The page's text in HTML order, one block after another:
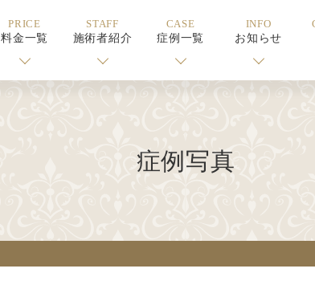
PRICE
料金一覧
STAFF
施術者紹介
CASE
症例一覧
INFO
お知らせ
症例写真